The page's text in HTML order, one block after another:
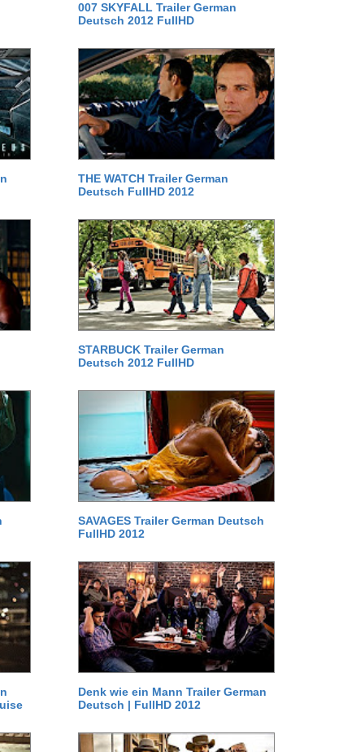
007 SKYFALL Trailer German
Deutsch 2012 FullHD
THE WATCH Trailer German
Deutsch FullHD 2012
STARBUCK Trailer German
Deutsch 2012 FullHD
SAVAGES Trailer German Deutsch
FullHD 2012
Denk wie ein Mann Trailer German
Deutsch | FullHD 2012